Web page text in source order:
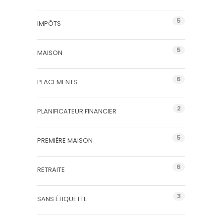
IMPÔTS 5
MAISON 5
PLACEMENTS 6
PLANIFICATEUR FINANCIER 2
PREMIÈRE MAISON 5
RETRAITE 6
SANS ÉTIQUETTE 3